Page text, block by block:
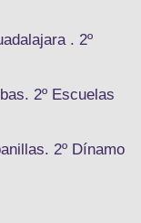
. 2º
2º Escuelas
2º Dínamo